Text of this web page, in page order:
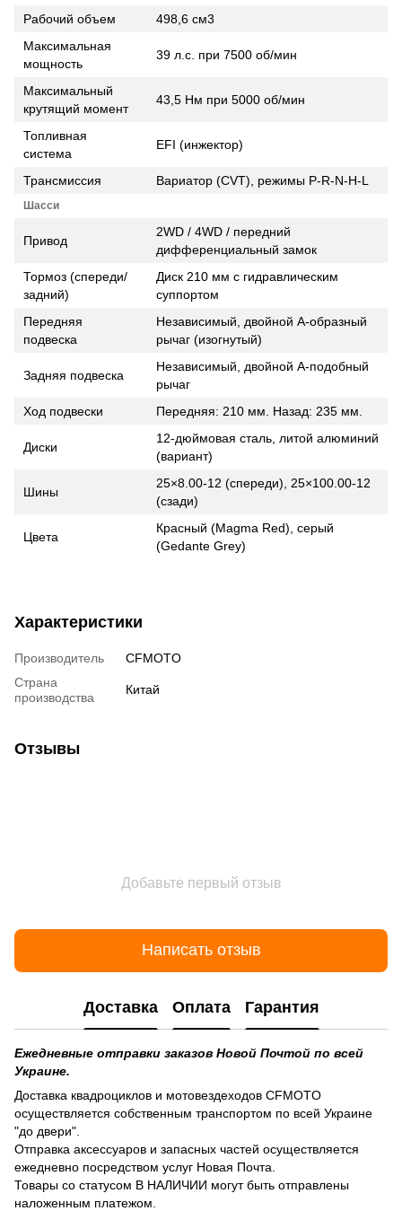
Рабочий объем
498,6 см3
Максимальная
мощность
39 л.с. при 7500 об/мин
Максимальный
крутящий момент
43,5 Нм при 5000 об/мин
Топливная
система
EFI (инжектор)
Трансмиссия Вариатор (CVT), режимы P-R-N-H-L
Шасси
Привод
2WD / 4WD / передний
дифференциальный замок
Тормоз (спереди/
задний)
Диск 210 мм с гидравлическим
суппортом
Передняя
подвеска
Независимый, двойной A-образный
рычаг (изогнутый)
Задняя подвеска
Независимый, двойной A-подобный
рычаг
Ход подвески
Передняя: 210 мм. Назад: 235 мм.
Диски
12-дюймовая сталь, литой алюминий
(вариант)
Шины
25×8.00-12 (спереди), 25×100.00-12
(сзади)
Цвета
Красный (Magma Red), серый
(Gedante Grey)
Характеристики
Производитель
CFMOTO
Страна
производства
Китай
Отзывы
Добавьте первый отзыв
Написать отзыв
Доставка Оплата Гарантия
Ежедневные отправки заказов Новой Почтой по всей
Украине.
Доставка квадроциклов и мотовездеходов CFMOTO
осуществляется собственным транспортом по всей Украине
"до двери".
Отправка аксессуаров и запасных частей осуществляется
ежедневно посредством услуг Новая Почта.
Товары со статусом В НАЛИЧИИ могут быть отправлены
наложенным платежом.